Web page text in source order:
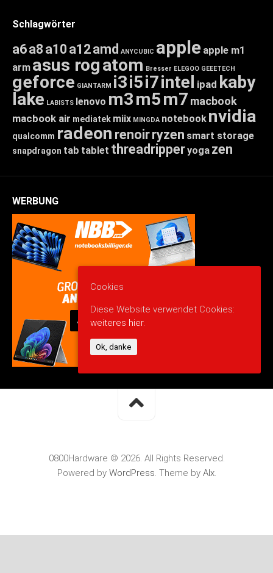
Schlagwörter
a6a8 a10 a12amd ANYCUBIC apple apple m1
arm asus rogatom Bresser ELEGOO GEEETECH
geforce GIANTARM i3i5i7intel ipad kaby
lake LABISTS lenovo m3m5m7 macbook
macbook air mediatek miix MINGDA notebook nvidia
qualcomm radeon renoirryzen smart storage
snapdragon tab tablet threadripperyoga zen
WERBUNG
0800Hardware © 2026. All Rights Reserved.
Powered by WordPress. Theme by Alx.
Cookies
Diese Website verwendet Cookies:
weiteres hier.
Ok, danke